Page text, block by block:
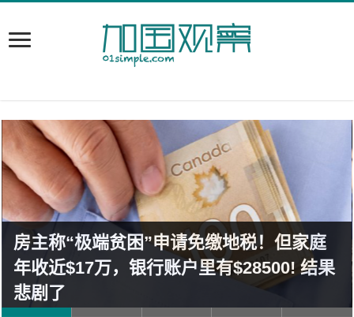
房主称“极端贫困”申请免缴地税！但家庭
年收近$17万，银行账户里有$28500! 结果
悲剧了